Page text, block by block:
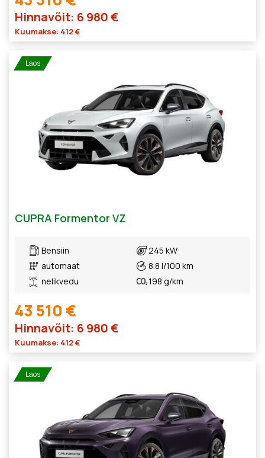
Hinnavõit: 6 980 €
Kuumakse: 412 €
Laos
CUPRA Formentor VZ
Bensiin
automaat
nelikvedu
245 kW
8.8 l/100 km
198 g/km
43 510 €
Hinnavõit: 6 980 €
Kuumakse: 412 €
Laos